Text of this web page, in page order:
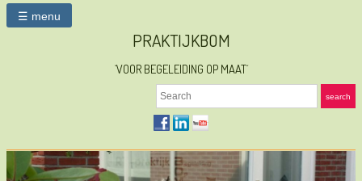
☰ menu
PRAKTIJKBOM
`VOOR BEGELEIDING OP MAAT´
Search search